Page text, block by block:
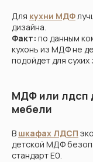
Для кухни МДФ
дизайна.
Факт: по данным
кухонь из МДФ не
подойдет для
МДФ или лдсп
мебели
В шкафах ЛДСП
детской МДФ
стандарт E0.